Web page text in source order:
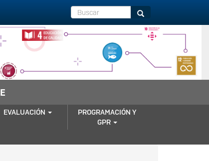
Buscar Buscar
EVALUACIÓN
PROGRAMACIÓN Y
GPR